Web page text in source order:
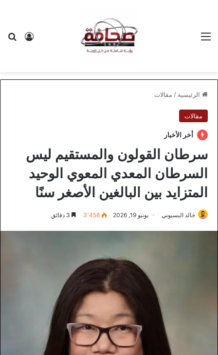
الرئيسية / مقالات
مقالات
أخر الأخبار
سرطان القولون والمستقيم ليس
السرطان المعدي المعوي الوحيد
المتزايد بين البالغين الأصغر سنًا
خالد البسيوني يونيو 19, 2026 3٬458